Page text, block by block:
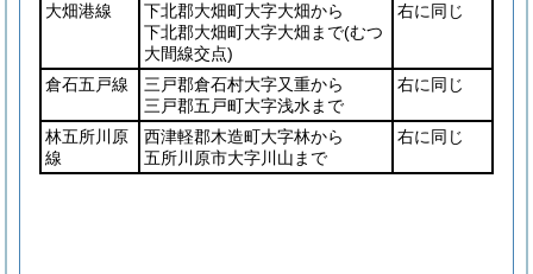
大畑港線
下北郡大畑町大字大畑から
下北郡大畑町大字大畑まで(むつ
大間線交点)
右に同じ
倉石五戸線
三戸郡倉石村大字又重から
三戸郡五戸町大字浅水まで
右に同じ
林五所川原
線
西津軽郡木造町大字林から
五所川原市大字川山まで
右に同じ